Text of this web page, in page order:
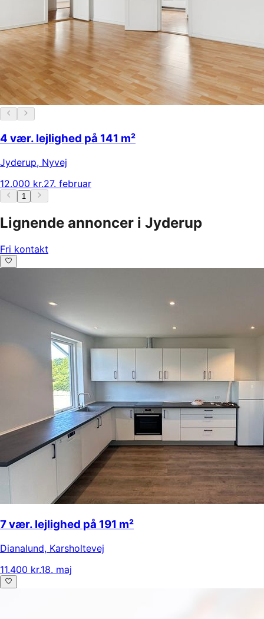
4 vær. lejlighed på 141 m²
Jyderup, Nyvej
12.000 kr.27. februar
1
Lignende annoncer i Jyderup
Fri kontakt
7 vær. lejlighed på 191 m²
Dianalund, Karsholtevej
11.400 kr.18. maj